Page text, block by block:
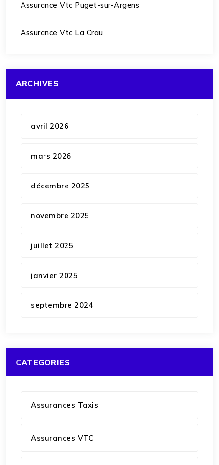
Assurance Vtc Puget-sur-Argens
Assurance Vtc La Crau
ARCHIVES
avril 2026
mars 2026
décembre 2025
novembre 2025
juillet 2025
janvier 2025
septembre 2024
CATEGORIES
Assurances Taxis
Assurances VTC